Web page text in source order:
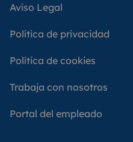
Aviso Legal
Política de privacidad
Política de cookies
Trabaja con nosotros
Portal del empleado